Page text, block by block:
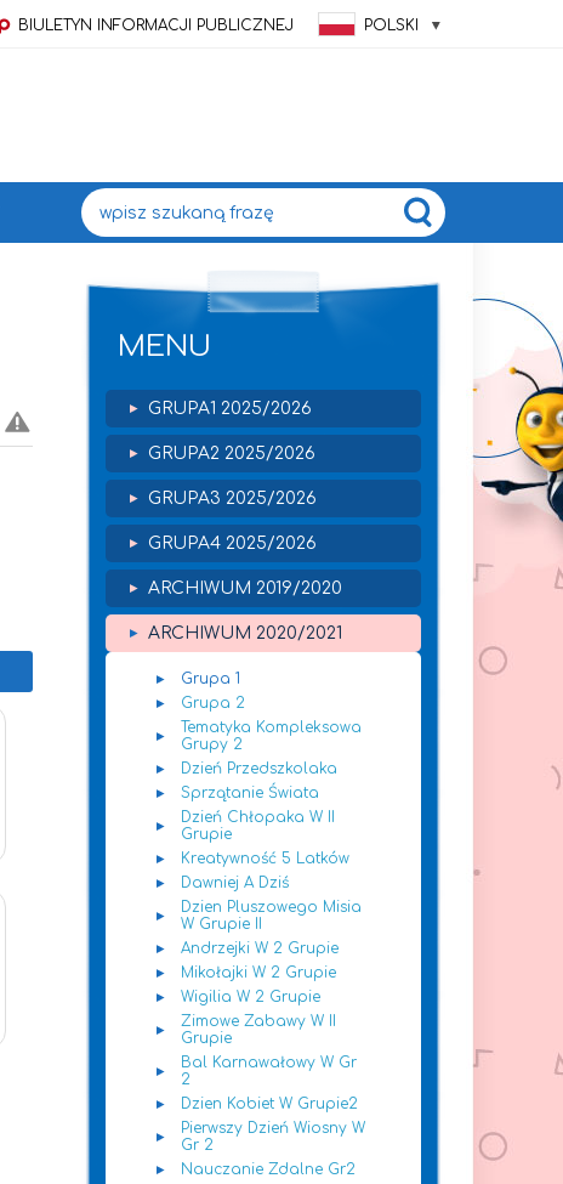
BIULETYN INFORMACJI PUBLICZNEJ POLSKI
Wyszukiwana fraza:
MENU
GRUPA1 2025/2026
GRUPA2 2025/2026
GRUPA3 2025/2026
GRUPA4 2025/2026
ARCHIWUM 2019/2020
ARCHIWUM 2020/2021
Grupa 1
Grupa 2
Tematyka Kompleksowa
Grupy 2
Dzień Przedszkolaka
Sprzątanie Świata
Dzień Chłopaka W II
Grupie
Kreatywność 5 Latków
Dawniej A Dziś
Dzien Pluszowego Misia
W Grupie II
Andrzejki W 2 Grupie
Mikołajki W 2 Grupie
Wigilia W 2 Grupie
Zimowe Zabawy W II
Grupie
Bal Karnawałowy W Gr
2
Dzien Kobiet W Grupie2
Pierwszy Dzień Wiosny W
Gr 2
Nauczanie Zdalne Gr2